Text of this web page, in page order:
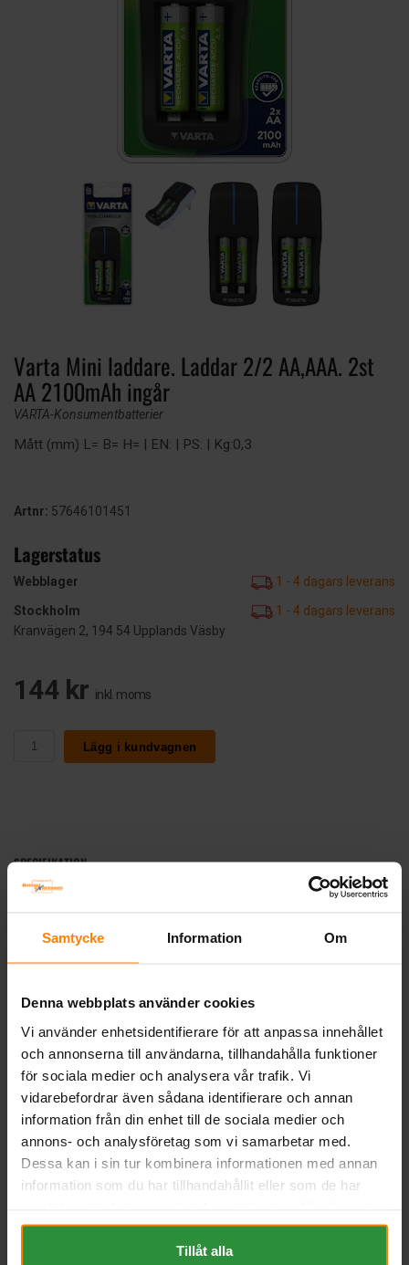
Samtycke Information Om
Denna webbplats använder cookies
Vi använder enhetsidentifierare för att anpassa innehållet
och annonserna till användarna, tillhandahålla funktioner
för sociala medier och analysera vår trafik. Vi
vidarebefordrar även sådana identifierare och annan
information från din enhet till de sociala medier och
annons- och analysföretag som vi samarbetar med.
Dessa kan i sin tur kombinera informationen med annan
information som du har tillhandahållit eller som de har
om "Cookies" och ditt val finner du på vår Cookie sida
längst ner i "footern" på sidan.
Tillåt alla
Varta Mini laddare. Laddar 2/2 AA,AAA. 2st
AA 2100mAh ingår
VARTA-Konsumentbatterier
Mått (mm) L= B= H= | EN: | PS: | Kg:0,3
Artnr: 57646101451
Lagerstatus
Webblager
1 - 4 dagars leverans
Stockholm
1 - 4 dagars leverans
Kranvägen 2, 194 54 Upplands Väsby
144 kr inkl. moms
Lägg i kundvagnen
SPECIFIKATION
2100mAh ingår
Artikelnummer:
Längd (mm):78
Bredd (mm):80
Höjd (mm):195
Vikt:0.3 kg
EAN:4008496850631
BESKRIVNING